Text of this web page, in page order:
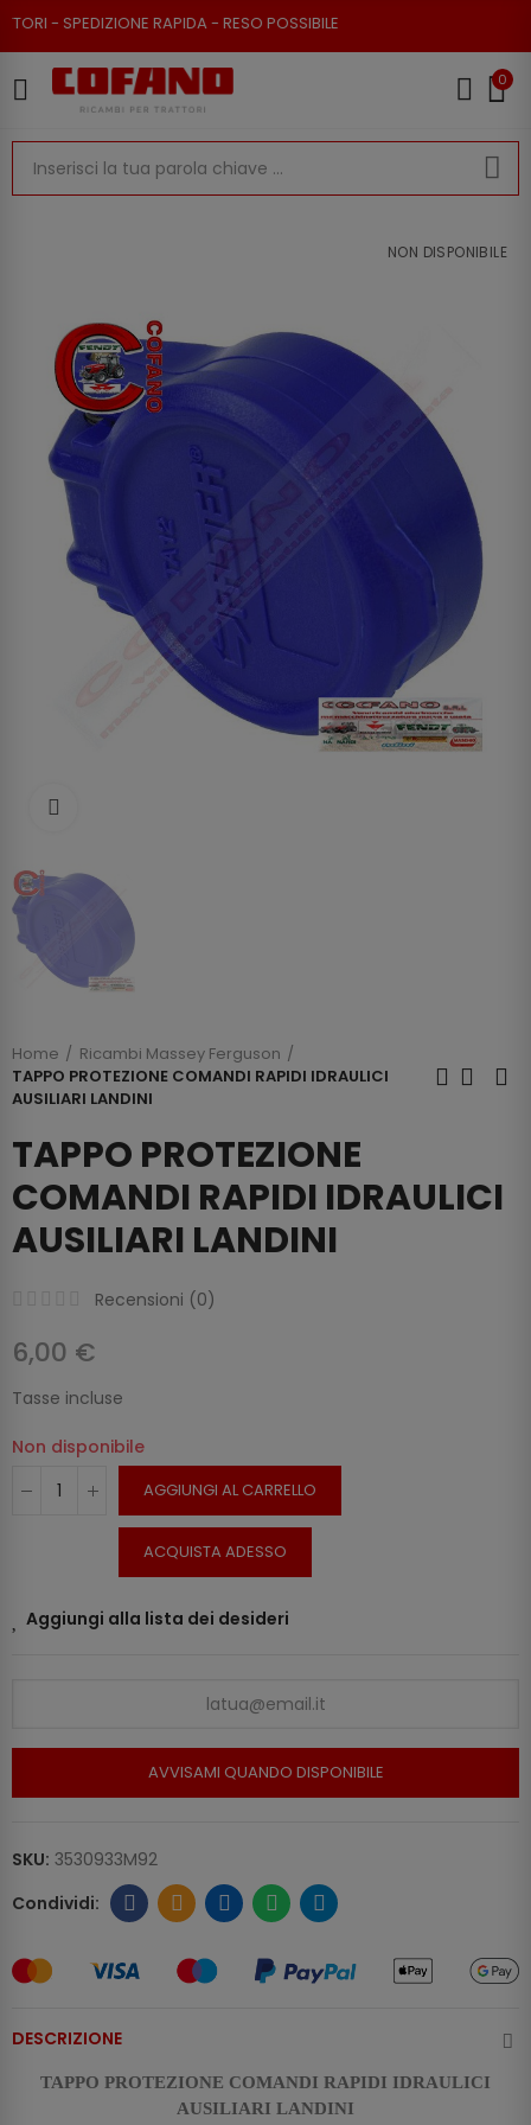
- SPEDIZIONE RAPIDA - RESO POSSIBILE
0
NON DISPONIBILE
Home
Ricambi Massey Ferguson
TAPPO PROTEZIONE COMANDI RAPIDI IDRAULICI
AUSILIARI LANDINI
TAPPO PROTEZIONE
COMANDI RAPIDI IDRAULICI
AUSILIARI LANDINI
Recensioni (0)
6,00 €
Tasse incluse
Non disponibile
AGGIUNGI AL CARRELLO
ACQUISTA ADESSO
Aggiungi alla lista dei desideri
AVVISAMI QUANDO DISPONIBILE
SKU: 3530933M92
DESCRIZIONE
TAPPO PROTEZIONE COMANDI RAPIDI IDRAULICI
AUSILIARI LANDINI